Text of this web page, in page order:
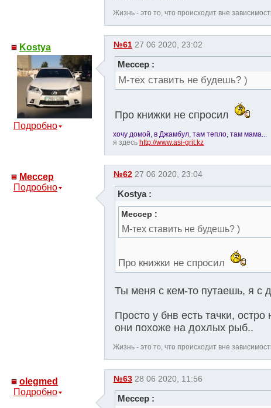
Жизнь - это то, что происходит вне
Kostya
Подробно
№61 27 06 2020, 23:02
Мессер :
М-тех ставить не будешь? )
Про книжки не спросил
хочу домой, в Джамбул, там тепло, там мама...
я здесь http://www.asi-grit.kz
Мессер
Подробно
№62 27 06 2020, 23:04
Kostya :
Мессер :
М-тех ставить не будешь? )
Про книжки не спросил
Ты меня с кем-то путаешь, я с
Просто у бнв есть тачки,
они похоже на дохлых рыб..
Жизнь - это то, что происходит вне
olegmed
Подробно
№63 28 06 2020, 11:56
Мессер :